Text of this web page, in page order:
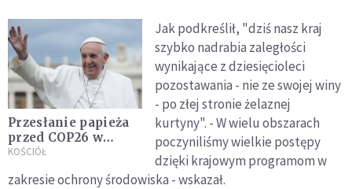
Przesłanie papieża
przed COP26 w
Glasgow
KOŚCIÓŁ
Jak podkreślił, "dziś nasz kraj
szybko nadrabia zaległości
wynikające z dziesięcioleci
pozostawania - nie ze swojej winy
- po złej stronie żelaznej
kurtyny". - W wielu obszarach
poczyniliśmy wielkie postępy
dzięki krajowym programom w
zakresie ochrony środowiska - wskazał.